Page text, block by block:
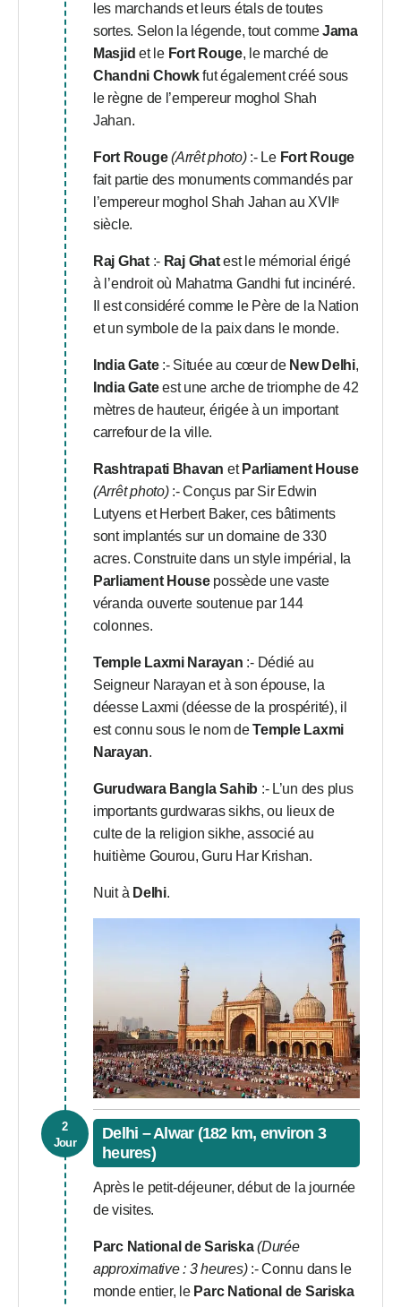
les marchands et leurs étals de toutes
sortes. Selon la légende, tout commeJama
Masjid et le Fort Rouge, le marché de
Chandni Chowkfut également créé sous
le règne de l’empereur moghol Shah
Jahan.
Fort Rouge (Arrêt photo):- Le Fort Rouge
fait partie des monuments commandés par
l’empereur moghol Shah Jahan au XVIIᵉ
siècle.
Raj Ghat:- Raj Ghatest le mémorial érigé
à l’endroit où Mahatma Gandhi fut incinéré.
Il est considéré comme le Père de la Nation
et un symbole de la paix dans le monde.
India Gate:- Située au cœur de New Delhi,
India Gateest une arche de triomphe de 42
mètres de hauteur, érigée à un important
carrefour de la ville.
Rashtrapati Bhavan et Parliament House
(Arrêt photo):- Conçus par Sir Edwin
Lutyens et Herbert Baker, ces bâtiments
sont implantés sur un domaine de 330
acres. Construite dans un style impérial, la
Parliament Housepossède une vaste
véranda ouverte soutenue par 144
colonnes.
Temple Laxmi Narayan :- Dédié au
Seigneur Narayan et à son épouse, la
déesse Laxmi (déesse de la prospérité), il
est connu sous le nom deTemple Laxmi
Narayan.
Gurudwara Bangla Sahib :- L’un des plus
importants gurdwaras sikhs, ou lieux de
culte de la religion sikhe, associé au
huitième Gourou, Guru Har Krishan.
Nuit à Delhi.
2
Jour
Delhi – Alwar (182 km, environ 3
heures)
Après le petit-déjeuner, début de la journée
de visites.
Parc National de Sariska (Durée
approximative : 3 heures):- Connu dans le
monde entier, le Parc National de Sariska